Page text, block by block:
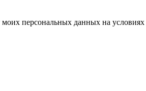
моих персональных данных на условиях